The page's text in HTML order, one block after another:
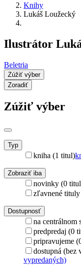
Knihy
Lukáš Loužecký
Ilustrátor
Beletria
Zúžiť výber
Zoradiť
Zúžiť výber
Typ
kniha (1 titul)
Zobraziť iba
novinky (0
zľavnené
Dostupnosť
na centrálnom
predpredaj (0
pripravujeme
dostupná (bez
vypredaných)